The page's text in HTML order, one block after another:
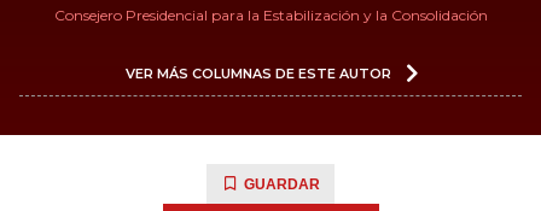
Consejero Presidencial para la Estabilización y la Consolidación
VER MÁS COLUMNAS DE ESTE AUTOR
GUARDAR